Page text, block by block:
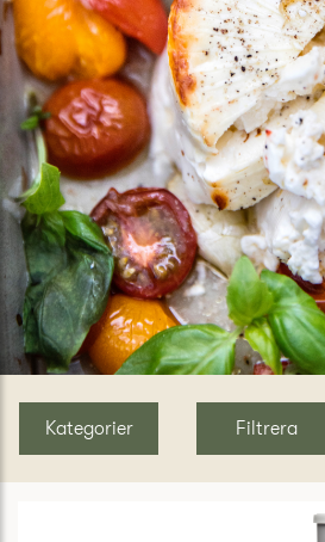
Kategorier Filtrera